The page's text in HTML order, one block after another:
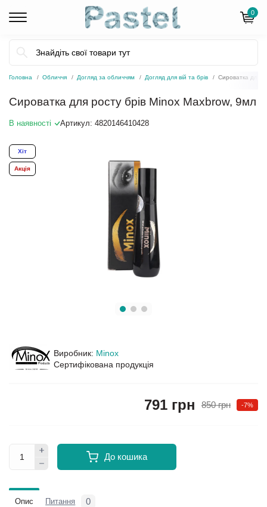
0
Головна Обличчя Догляд за обличчям Догляд для вій та брів Сироватка для
Сироватка для росту брів Minox Maxbrow, 9мл
В наявності Артикул: 4820146410428
Хіт
Акція
Виробник: Minox
Сертифікована продукція
850 грн -7%
791 грн
До кошика
Опис Питання 0